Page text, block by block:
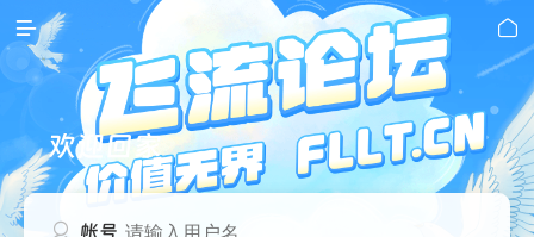
 
欢迎回家
帐号